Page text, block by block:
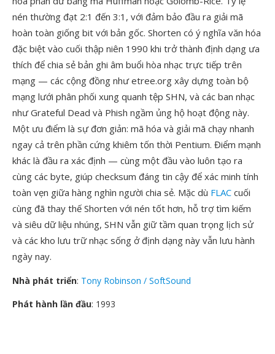
nén thường đạt 2:1 đến 3:1, với đảm bảo đầu ra giải mã
hoàn toàn giống bit với bản gốc. Shorten có ý nghĩa văn hóa
đặc biệt vào cuối thập niên 1990 khi trở thành định dạng ưa
thích để chia sẻ bản ghi âm buổi hòa nhạc trực tiếp trên
mạng — các cộng đồng như etree.org xây dựng toàn bộ
mạng lưới phân phối xung quanh tệp SHN, và các ban nhạc
như Grateful Dead và Phish ngầm ủng hộ hoạt động này.
Một ưu điểm là sự đơn giản: mã hóa và giải mã chạy nhanh
ngay cả trên phần cứng khiêm tốn thời Pentium. Điểm mạnh
khác là đầu ra xác định — cùng một đầu vào luôn tạo ra
cùng các byte, giúp checksum đáng tin cậy để xác minh tính
toàn vẹn giữa hàng nghìn người chia sẻ. Mặc dù FLAC cuối
cùng đã thay thế Shorten với nén tốt hơn, hỗ trợ tìm kiếm
và siêu dữ liệu nhúng, SHN vẫn giữ tầm quan trọng lịch sử
và các kho lưu trữ nhạc sống ở định dạng này vẫn lưu hành
ngày nay.
Nhà phát triển: Tony Robinson / SoftSound
Phát hành lần đầu: 1993